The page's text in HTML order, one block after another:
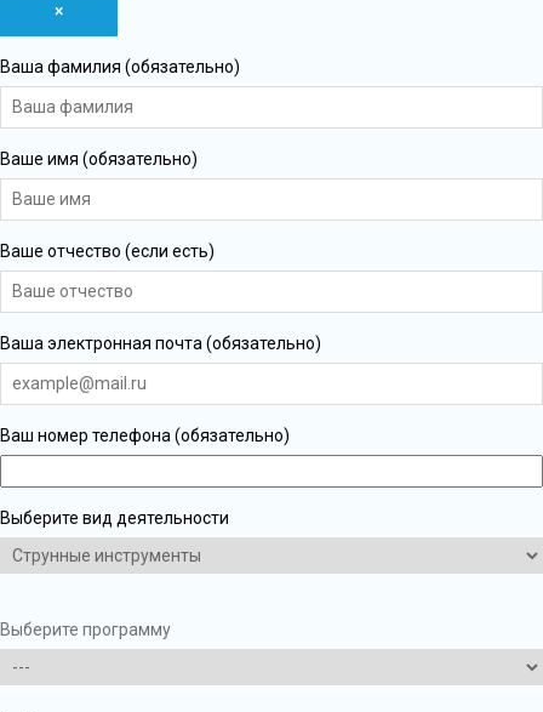
×
Ваша фамилия (обязательно)
Ваше имя (обязательно)
Ваше отчество (если есть)
Ваша электронная почта (обязательно)
Ваш номер телефона (обязательно)
Выберите вид деятельности
Выберите программу